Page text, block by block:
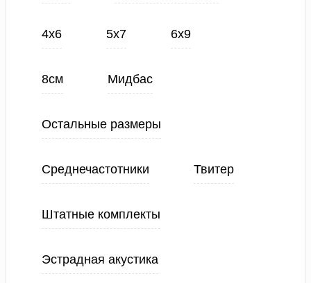
4х6 5х7 6х9
8см Мидбас
Остальные размеры
Среднечастотники Твитер
Штатные комплекты
Эстрадная акустика